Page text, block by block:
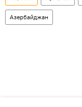
Азербайджан